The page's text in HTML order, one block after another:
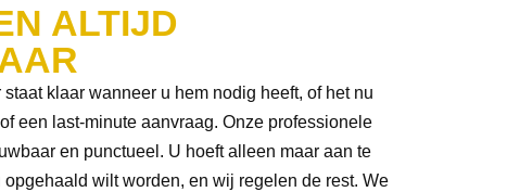
ALTIJD
staat klaar wanneer u hem nodig heeft, of het nu
een last-minute aanvraag. Onze professionele
en punctueel. U hoeft alleen maar aan te
wilt worden, en wij regelen de rest. We